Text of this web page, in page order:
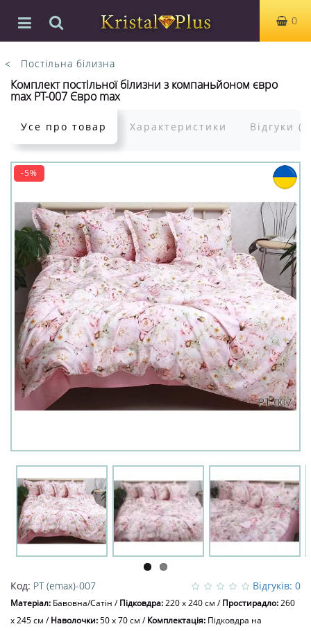
0
Постільна білизна
Комплект постільної білизни з компаньйоном євро
max PT-007 Євро max
Усе про товар Характеристики Відгуки
-5%
Відгуків: 0
Код: PT (emax)-007
Матеріал: Бавовна/Сатін /Підковдра:220 x 240 см /Простирадло:260
x 245 см /Наволочки:50 х 70 см /Комплектація: Підковдра на